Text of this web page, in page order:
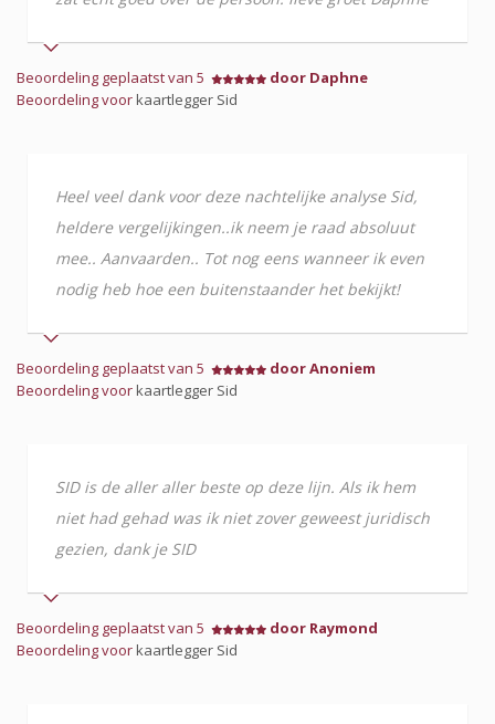
Beoordeling geplaatst van 5
door Daphne
Beoordeling voorkaartlegger Sid
Heel veel dank voor deze nachtelijke analyse Sid,
heldere vergelijkingen..ik neem je raad absoluut
mee.. Aanvaarden.. Tot nog eens wanneer ik even
nodig heb hoe een buitenstaander het bekijkt!
Beoordeling geplaatst van 5
door Anoniem
Beoordeling voorkaartlegger Sid
SID is de aller aller beste op deze lijn. Als ik hem
niet had gehad was ik niet zover geweest juridisch
gezien, dank je SID
Beoordeling geplaatst van 5
door Raymond
Beoordeling voorkaartlegger Sid